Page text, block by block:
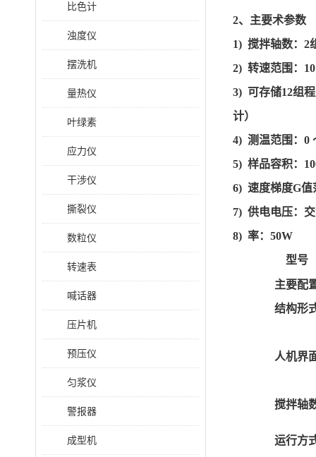
比色计
浊度仪
摆洗机
量热仪
叶绿素
应力仪
干涉仪
撕裂仪
数粒仪
转速表
喊话器
压片机
预压仪
匀浆仪
警报器
成型机
2、主要术参数
1) 搅拌轴数：2
2) 转速范围：
3) 可存储12组
计）
4) 测温范围：0
5) 样品容积：
6) 速度梯度G值
7) 供电电压：
8) 率：50W
型号
主要配
结构形
人机界
搅拌轴
运行方